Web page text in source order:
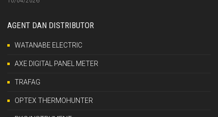
AGENT DAN DISTRIBUTOR
WATANABE ELECTRIC
AXE DIGITAL PANEL METER
TRAFAG
OPTEX THERMOHUNTER